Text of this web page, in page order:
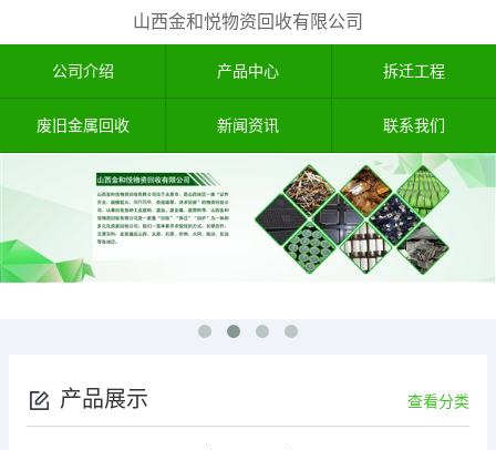
山西金和悦物资回收有限公司
公司介绍 产品中心 拆迁工程
废旧金属回收 新闻资讯 联系我们
产品展示 查看分类